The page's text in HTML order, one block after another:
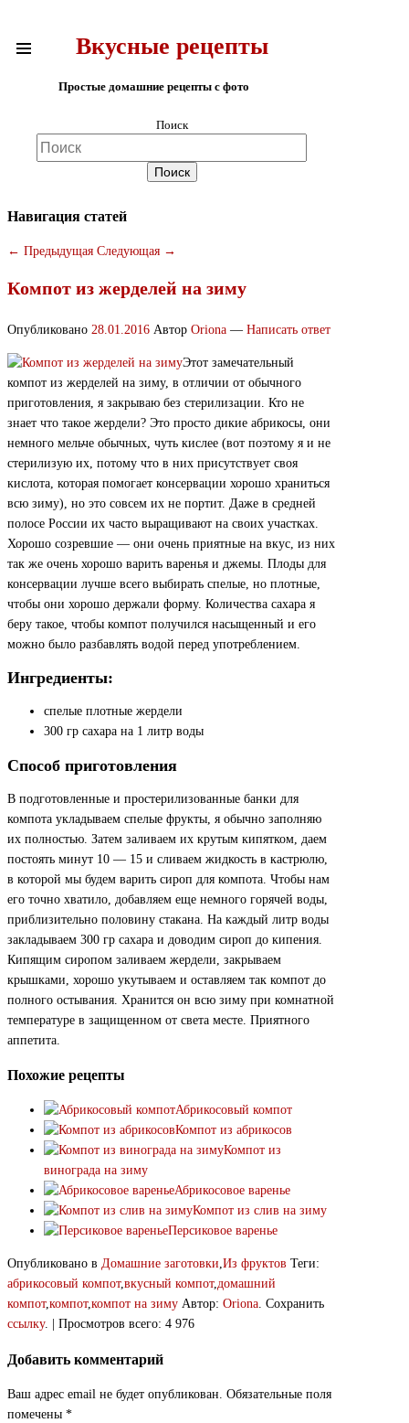
Вкусные рецепты
Простые домашние рецепты с фото
Поиск
Навигация статей
← Предыдущая Следующая →
Компот из жерделей на зиму
Опубликовано 28.01.2016 Автор Oriona — Написать ответ
Этот замечательный
компот из жерделей на зиму, в отличии от обычного
приготовления, я закрываю без стерилизации. Кто не
знает что такое жердели? Это просто дикие абрикосы, они
немного мельче обычных, чуть кислее (вот поэтому я и не
стерилизую их, потому что в них присутствует своя
кислота, которая помогает консервации хорошо храниться
всю зиму), но это совсем их не портит. Даже в средней
полосе России их часто выращивают на своих участках.
Хорошо созревшие — они очень приятные на вкус, из них
так же очень хорошо варить варенья и джемы. Плоды для
консервации лучше всего выбирать спелые, но плотные,
чтобы они хорошо держали форму. Количества сахара я
беру такое, чтобы компот получился насыщенный и его
можно было разбавлять водой перед употреблением.
Ингредиенты:
спелые плотные жердели
300 гр сахара на 1 литр воды
Способ приготовления
В подготовленные и простерилизованные банки для
компота укладываем спелые фрукты, я обычно заполняю
их полностью. Затем заливаем их крутым кипятком, даем
постоять минут 10 — 15 и сливаем жидкость в кастрюлю,
в которой мы будем варить сироп для компота. Чтобы нам
его точно хватило, добавляем еще немного горячей воды,
приблизительно половину стакана. На каждый литр воды
закладываем 300 гр сахара и доводим сироп до кипения.
Кипящим сиропом заливаем жердели, закрываем
крышками, хорошо укутываем и оставляем так компот до
полного остывания. Хранится он всю зиму при комнатной
температуре в защищенном от света месте. Приятного
аппетита.
Похожие рецепты
Абрикосовый компот
Компот из абрикосов
Компот из
винограда на зиму
Абрикосовое варенье
Компот из слив на зиму
Персиковое варенье
Опубликовано в Домашние заготовки,Из фруктов Теги:
абрикосовый компот,вкусный компот,домашний
компот,компот,компот на зиму Автор: Oriona. Сохранить
ссылку. | Просмотров всего: 4 976
Добавить комментарий
Ваш адрес email не будет опубликован. Обязательные поля
помечены *